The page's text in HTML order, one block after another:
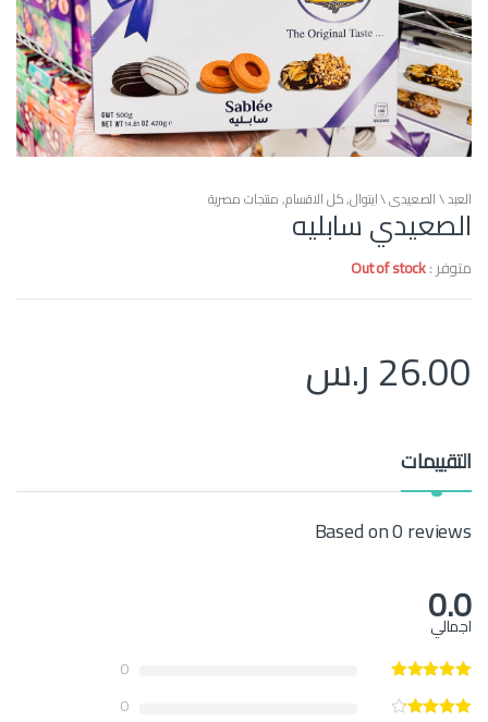
العبد \ الصعيدي \ ايتوال,كل الاقسام,منتجات مصرية
الصعيدي سابليه
متوفر :Out of stock
26.00ر.س
التقييمات
Based on 0 reviews
0.0
اجمالي
0
0